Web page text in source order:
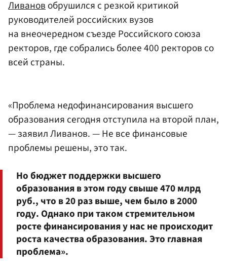
Ливановобрушился с резкой критикой
руководителей российских вузов
на внеочередном съезде Российского союза
ректоров, где собрались более 400 ректоров со
всей страны.
«Проблема недофинансирования высшего
образования сегодня отступила на второй план,
— заявил Ливанов. — Не все финансовые
проблемы решены, это так.
Но бюджет поддержки высшего
образования в этом году свыше 470 млрд
руб., что в 20 раз выше, чем было в 2000
году. Однако при таком стремительном
росте финансирования у нас не происходит
роста качества образования. Это главная
проблема».